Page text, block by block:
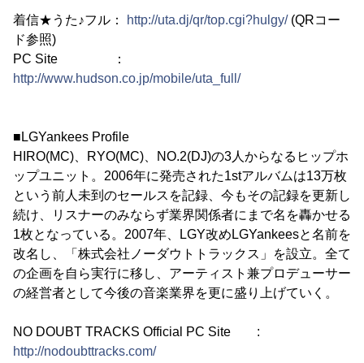
着信★うた♪フル： http://uta.dj/qr/top.cgi?hulgy/(QRコー
ド参照)
PC Site ：
http://www.hudson.co.jp/mobile/uta_full/
■LGYankees Profile
HIRO(MC)、RYO(MC)、NO.2(DJ)の3人からなるヒップホ
ップユニット。2006年に発売された1stアルバムは13万枚
という前人未到のセールスを記録、今もその記録を更新し
続け、リスナーのみならず業界関係者にまで名を轟かせる
1枚となっている。2007年、LGY改めLGYankeesと名前を
改名し、「株式会社ノーダウトトラックス」を設立。全て
の企画を自ら実行に移し、アーティスト兼プロデューサー
の経営者として今後の音楽業界を更に盛り上げていく。
NO DOUBT TRACKS Official PC Site :
http://nodoubttracks.com/